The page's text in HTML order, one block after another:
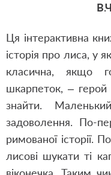
Ця інтерактивна
історія про лиса, у
класична, якщо
шкарпеток, – герой
знайти.
задоволення. По-
римованої історії.
лисові шукати ті